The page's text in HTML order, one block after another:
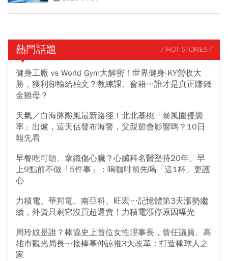
熱門話題 / HOT STORIES /
健身工廠 vs World Gym大解密！世界健身-KY營收大
勝，獲利卻輸給柏文？教練課、會籍…誰才是真正賺錢
金雞母？
天氣／白海豚颱風最新路徑！北北基桃「暴風圈侵襲
率」出爐，這天估發布海警，父親節會影響嗎？10日
報先看
早餐吃可頌、拿鐵傷心臟？心臟科名醫堅持20年、早
上9點前不做「5件事」：喝咖啡前先喝「這1杯」更護
心
力積電、華邦電、南亞科、旺宏…記憶體第3天漲勢繼
續，外資只剩它沒買超還賣！力積電漲停原因曝光
周玲妏是誰？棒協史上首位女性理事長，曾任議員、高
雄市觀光局長…接棒辜仲諒推3大改革：打造棒球人之
家